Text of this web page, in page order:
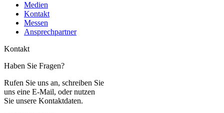
Medien
Kontakt
Messen
Ansprechpartner
Kontakt
Haben Sie Fragen?
Rufen Sie uns an, schreiben Sie
uns eine E-Mail, oder nutzen
Sie unsere Kontaktdaten.